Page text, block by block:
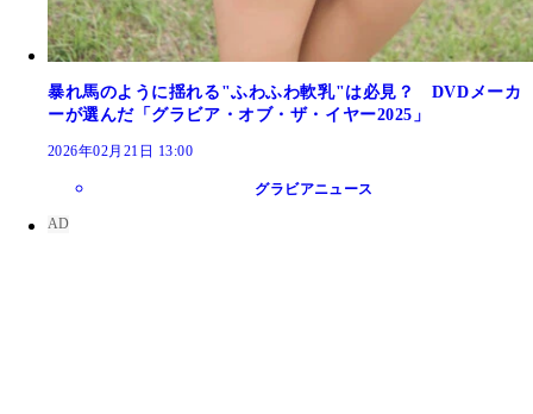
暴れ馬のように揺れる"ふわふわ軟乳"は必見？ DVDメーカ
ーが選んだ「グラビア・オブ・ザ・イヤー2025」
2026年02月21日 13:00
グラビアニュース